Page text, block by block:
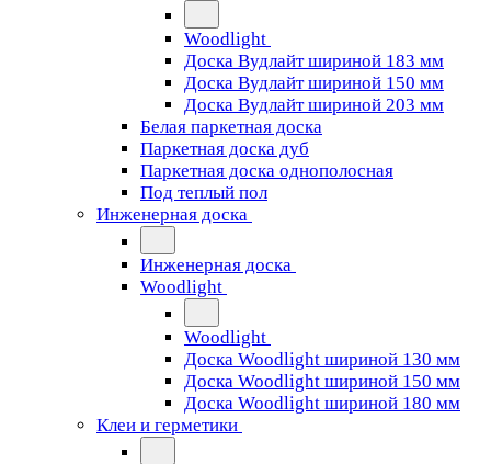
Woodlight
Доска Вудлайт шириной 183 мм
Доска Вудлайт шириной 150 мм
Доска Вудлайт шириной 203 мм
Белая паркетная доска
Паркетная доска дуб
Паркетная доска однополосная
Под теплый пол
Инженерная доска
Инженерная доска
Woodlight
Woodlight
Доска Woodlight шириной 130 мм
Доска Woodlight шириной 150 мм
Доска Woodlight шириной 180 мм
Клеи и герметики